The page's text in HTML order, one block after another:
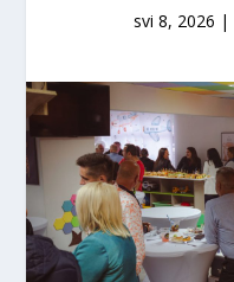
svi 8, 2026 |